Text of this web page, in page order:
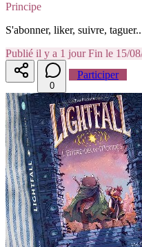
Principe
S'abonner, liker, suivre,
Publié il y a 1 jour Fin le 15/
0
Participer